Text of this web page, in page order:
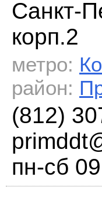
Санкт-
корп.2
метро:
район:
(812)
пн-сб